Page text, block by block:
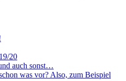
20
auch sonst…
was vor? Also, zum Beispiel